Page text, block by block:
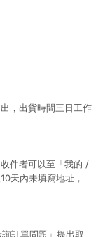
，出貨時間三日工作
件者可以至「我的 /
天內未填寫地址，
訂單問題」提出取